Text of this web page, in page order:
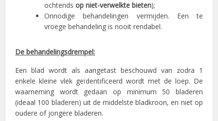
ochtendsop niet-verwelkte bieten);
Onnodige behandelingen vermijden. Een te
vroege behandeling is nooit rendabel.
De behandelingsdrempel:
Een blad wordt als aangetast beschouwd van zodra 1
enkele kleine vlek geïdentificeerd wordt met de loep. De
waarneming wordt gedaan op minimum 50 bladeren
(ideaal 100 bladeren) uit de middelste bladkroon, en niet op
oudere of jongere bladeren.